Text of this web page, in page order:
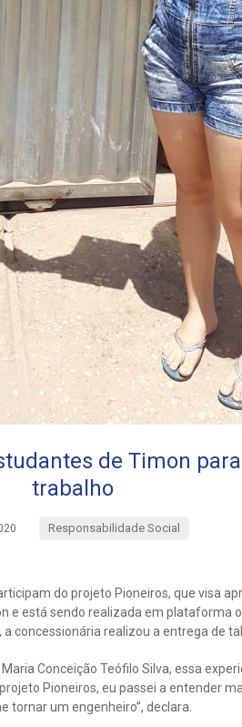
de Timon
trabalho
Responsabilidade Social
do projeto Pioneiros, que visa
e está sendo realizada em plataforma
concessionária realizou a entrega de
Conceição Teófilo Silva, essa
Pioneiros, eu passei a entender
tornar um engenheiro”, declara.